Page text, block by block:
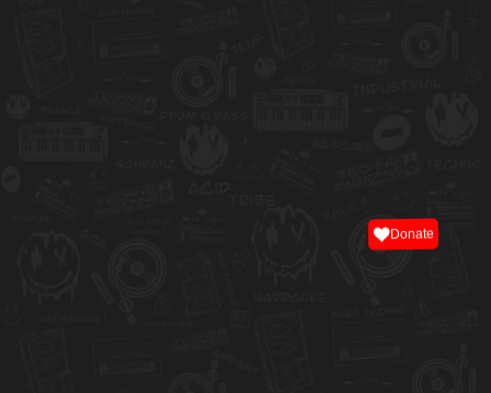
Donate